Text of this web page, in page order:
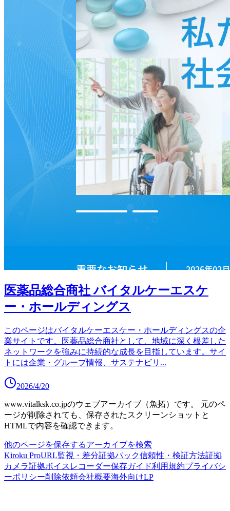
医薬品総合商社 バイタルケーエスケ
ー・ホールディングス
このページはバイタルケーエスケー・ホールディングスの企
業サイトです。医薬品総合商社として、地域に深く根差した
ネットワークを強みに持続的な成長を目指しています。サイ
トには企業・グループ情報、サステナビリ ...
2026/4/20
www.vitalksk.co.jpのウェブアーカイブ（魚拓）です。
元のペ
ージが削除されても、保存されたスクリーンショットと
HTMLで内容を確認できます。
他のページを保存するアーカイブを検索
Kiroku ProURL監視・差分証拠パック信頼性・検証方法証拠
カメラ証拠ボイスレコーダー保存ガイド利用規約プライバシ
ーポリシー削除依頼会社概要海外向けLP